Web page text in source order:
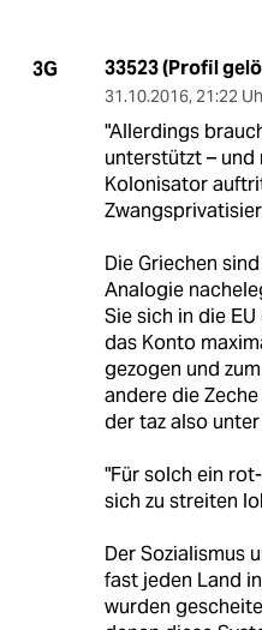
3G 33523 (Profil
31.10.2016, 21:22
"Allerdings
unterstützt – und
Kolonisator
Die Griechen
Analogie
Sie sich in die
das Konto
gezogen und
andere die
der taz also
"Für solch ein
sich zu streiten
Der Sozialismus
fast jeden Land
wurden